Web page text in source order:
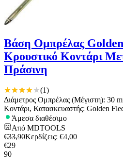
Βάση Ομπρέλας
Κρουστικό Κοντάρι
Πράσινη
(1)
Διάμετρος Ομπρέλας (Μέγιστη): 30
Κοντάρι, Κατασκευαστής: Golden
Άμεσα διαθέσιμο
Από MDTOOLS
€33,90Κερδίζεις: €4,00
€29
90